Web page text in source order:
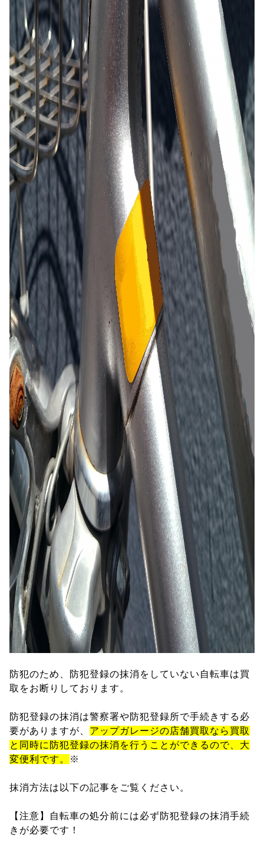
防犯のため、防犯登録の抹消をしていない自転車は買
取をお断りしております。
防犯登録の抹消は警察署や防犯登録所で手続きする必
要がありますが、 アップガレージの店舗買取なら買取
と同時に防犯登録の抹消を行うことができるので、大
変便利です。
※
抹消方法は以下の記事をご覧ください。
【注意】自転車の処分前には必ず防犯登録の抹消手続
きが必要です！